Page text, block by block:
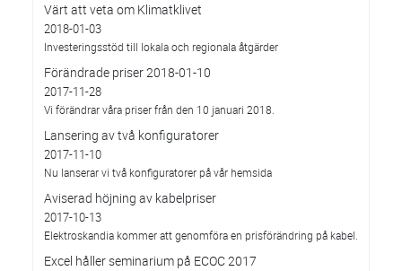
Värt att veta om Klimatklivet
2018-01-03
Investeringsstöd till lokala och regionala åtgärder
Förändrade priser 2018-01-10
2017-11-28
Vi förändrar våra priser från den 10 januari 2018.
Lansering av två konfiguratorer
2017-11-10
Nu lanserar vi två konfiguratorer på vår hemsida
Aviserad höjning av kabelpriser
2017-10-13
Elektroskandia kommer att genomföra en prisförändring på kabel.
Excel håller seminarium på ECOC 2017